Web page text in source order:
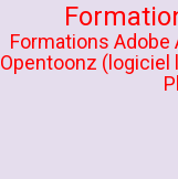
Formations
Opentoonz (logiciel